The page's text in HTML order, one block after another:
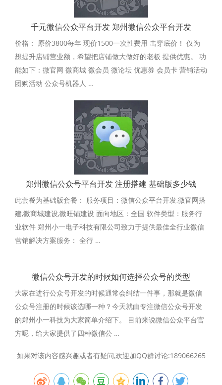
千元微信公众平台开发 郑州微信公众平台开发
价格： 原价3800每年 现价1500一次性费用 击穿底价！ 仅为
想提升店铺营业额，希望把店铺做大做好的老板 提供优惠。 功
能如下：微官网 微商城 微会员 微论坛 优惠券 会员卡 营销活动
团购活动 公众号机器人 …
郑州微信公众号平台开发 注册搭建 基础版多少钱
此套餐为基础版套餐： 服务项目：微信公众平台开发,微官网搭
建,微商城建设,微旺铺建设 面向地区：全国 软件类型：服务行
业软件 郑州小一电子科技有限公司致力于提供最佳全行业微信
营销解决方案服务： 全行 …
微信公众号开发的时候如何选择公众号的类型
大家在进行公众号开发的时候通常会纠结一件事，那就是微信
公众号注册的时候该选哪一种？今天就由专注微信公众号开发
的郑州小一科技为大家简单介绍下。 目前来说微信公众平台官
方呢，给大家提供了四种微信公 …
如果对该内容感兴趣或者有疑问,欢迎加QQ群讨论:189066265